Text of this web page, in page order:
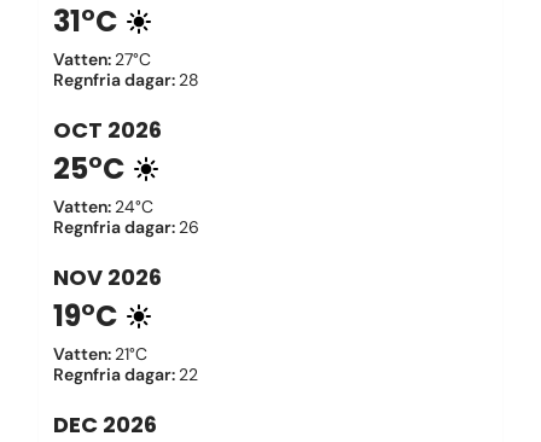
31°C
Vatten: 27°C
Regnfria dagar: 28
OCT 2026
25°C
Vatten: 24°C
Regnfria dagar: 26
NOV 2026
19°C
Vatten: 21°C
Regnfria dagar: 22
DEC 2026